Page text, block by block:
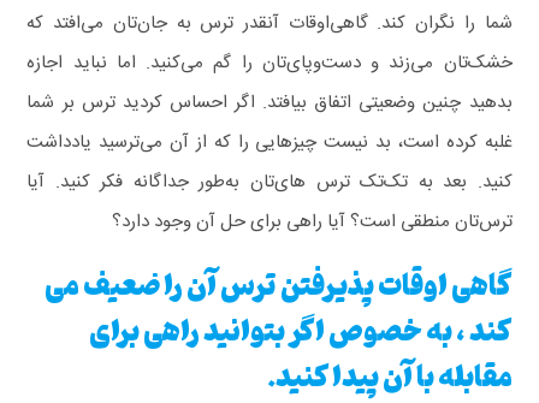
شما را نگران کند. گاهی‌اوقات آنقدر ترس به جان‌تان می‌افتد که
خشک‌تان می‌زند و دست‌وپای‌تان را گم می‌کنید. اما نباید اجازه
بدهید چنین وضعیتی اتفاق بیافتد. اگر احساس کردید ترس بر شما
غلبه کرده است، بد نیست چیزهایی را که از آن می‌ترسید یادداشت
کنید. بعد به تک‌تک ترس ‌های‌تان به‌طور جداگانه فکر کنید. آیا
ترس‌تان منطقی است؟ آیا راهی برای حل آن وجود دارد؟
گاهی اوقات پذیرفتن ترس آن را ضعیف می
کند ، به خصوص اگر بتوانید راهی برای
مقابله با آن پیدا کنید.